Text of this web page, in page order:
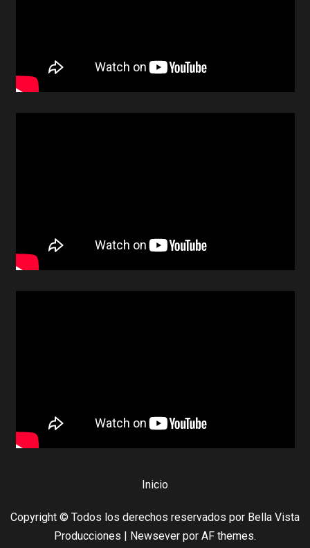
Inicio
Copyright © Todos los derechos reservados por Bella Vista
Producciones
Newsever por AF themes.